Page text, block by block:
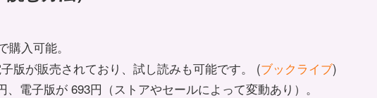
入可能。
版が販売されており、試し読みも可能です。 (ブックライブ)
電子版が 693円（ストアやセールによって変動あり）。